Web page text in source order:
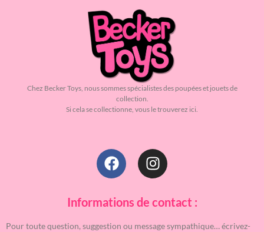
Chez Becker Toys, nous sommes spécialistes des poupées et jouets de
collection.
Si cela se collectionne, vous le trouverez ici.
Informations de contact :
Pour toute question, suggestion ou message sympathique… écrivez-